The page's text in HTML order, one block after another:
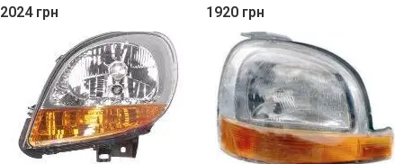
2024 грн 1920 грн